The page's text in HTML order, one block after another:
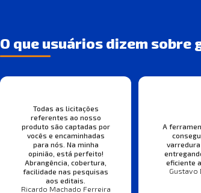
O que usuários dizem sobre
Todas as licitações
referentes ao nosso
produto são captadas por
vocês e encaminhadas
para nós. Na minha
opinião, está perfeito!
Abrangência, cobertura,
facilidade nas pesquisas
aos editais.
Ricardo Machado Ferreira
A
eficiente
Gustavo